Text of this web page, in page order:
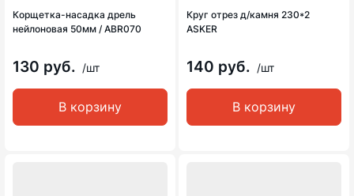
Корщетка-насадка дрель
нейлоновая 50мм / ABR070
130 руб. /шт
В корзину
Круг отрез д/камня 230*2
ASKER
140 руб. /шт
В корзину